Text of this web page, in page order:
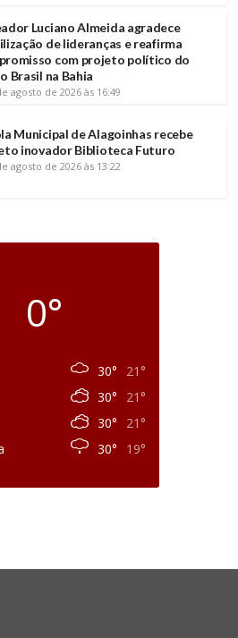
Luciano Almeida agradece
de lideranças e reafirma
com projeto político do
Brasil na Bahia
agosto de 2026 às 16:49
Municipal de Alagoinhas recebe
inovador Biblioteca Futuro
agosto de 2026 às 13:22
0°
30°
21°
30°
21°
30°
21°
30° 19°